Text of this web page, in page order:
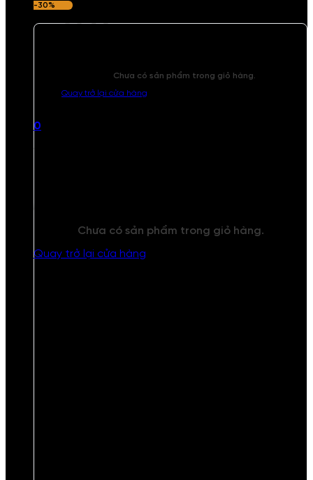
Chưa có sản phẩm trong giỏ hàng.
Quay trở lại cửa hàng
0
Giỏ hàng
Chưa có sản phẩm trong giỏ hàng.
Quay trở lại cửa hàng
-30%